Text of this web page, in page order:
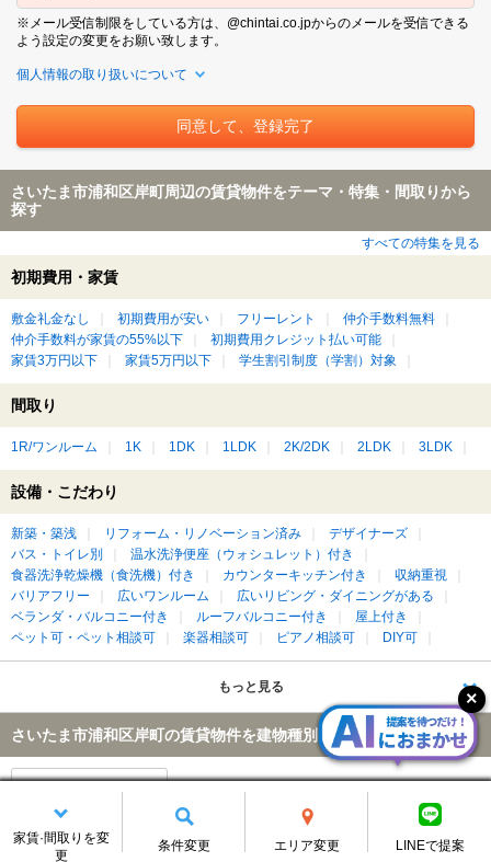
家賃·間取りを変
更
条件変更 エリア変更 LINEで提案
※メール受信制限をしている方は、@chintai.co.jpからのメールを受信できる
よう設定の変更をお願い致します。
個人情報の取り扱いについて
さいたま市浦和区岸町周辺の賃貸物件をテーマ・特集・間取りから
探す
すべての特集を見る
初期費用・家賃
敷金礼金なし 初期費用が安い フリーレント
仲介手数料無料
仲介手数料が家賃の55%以下
初期費用クレジット払い可能
家賃3万円以下
家賃5万円以下 学生割引制度（学割）対象
間取り
1R/ワンルーム 1K 1DK 1LDK 2K/2DK 2LDK 3LDK
設備・こだわり
新築・築浅 リフォーム・リノベーション済み
デザイナーズ
バス・トイレ別
温水洗浄便座（ウォシュレット）付き
食器洗浄乾燥機（食洗機）付き
カウンターキッチン付き
収納重視
バリアフリー
広いワンルーム
広いリビング・ダイニングがある
ベランダ・バルコニー付き
ルーフバルコニー付き
屋上付き
ペット可・ペット相談可
楽器相談可 ピアノ相談可 DIY可
もっと見る
さいたま市浦和区岸町の賃貸物件を建物種別に絞って探す